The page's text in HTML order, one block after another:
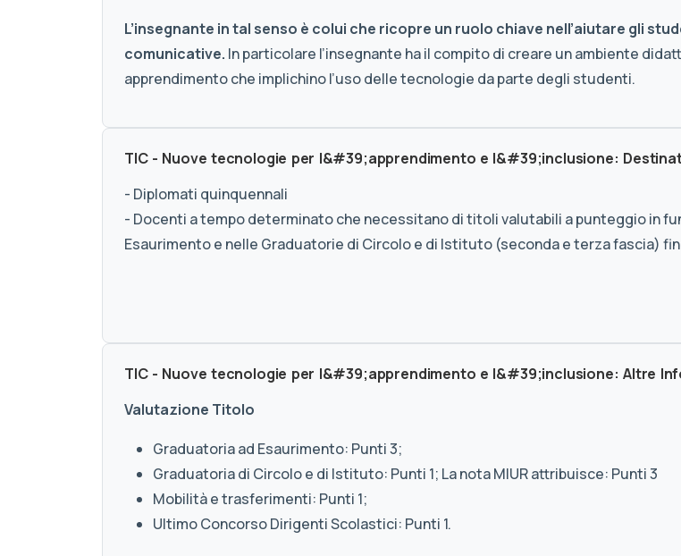
L’insegnante in tal senso è colui che ricopre un ruolo chiave nell’aiutare gli
comunicative. In particolare l’insegnante ha il compito di creare un ambiente
apprendimento che implichino l’uso delle tecnologie da parte degli studenti.
TIC - Nuove tecnologie per l&#39;apprendimento e l&#39;inclusione:
- Diplomati quinquennali
- Docenti a tempo determinato che necessitano di titoli valutabili a punteggio in
Esaurimento e nelle Graduatorie di Circolo e di Istituto (seconda e terza fascia)
TIC - Nuove tecnologie per l&#39;apprendimento e l&#39;inclusione: Altre
Valutazione Titolo
Graduatoria ad Esaurimento: Punti 3;
Graduatoria di Circolo e di Istituto: Punti 1; La nota MIUR attribuisce: Punti 3
Mobilità e trasferimenti: Punti 1;
Ultimo Concorso Dirigenti Scolastici: Punti 1.